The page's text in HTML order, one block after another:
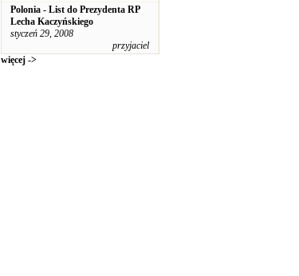
Polonia - List do Prezydenta RP
Lecha Kaczyńskiego
styczeń 29, 2008
przyjaciel
więcej ->